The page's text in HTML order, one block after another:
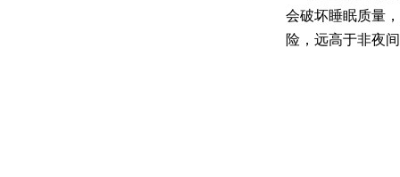
会破坏睡眠质量
险，远高于非夜